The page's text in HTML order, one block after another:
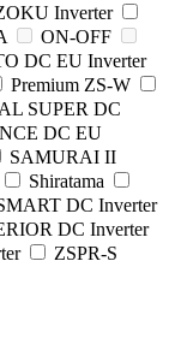
Inverter
ON-OFF
DC EU Inverter
Premium ZS-W
SUPER DC
DC EU
SAMURAI II
Shiratama
DC Inverter
DC Inverter
ZSPR-S